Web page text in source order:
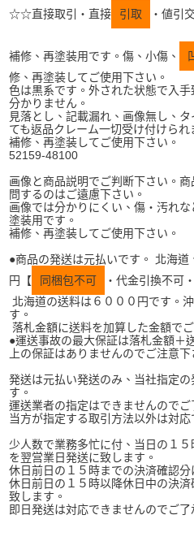
☆☆直接取引・直接
引取 ・値引
補修、再塗装用です。傷、小傷、
修、再塗装してご使用下さい。
色は黒系です。外された状態で入
分かりません。
見落とし、記載漏れ、画像無し、
ても返品クレーム一切受け付けられ
補修、再塗装してご使用下さい。
52159-48100
画像と商品説明でご判断下さい。
問するのはご遠慮下さい。
画像では分かりにくい、傷・汚れ
塗装用です。
補修、再塗装してご使用下さい。
●商品の発送は元払いです。 北海道
円【
同梱包不可 ・代金引換不可
北海道の送料は６０００円です。
す。
落札金額に送料を加算した金額で
●運送事故の最大保証は落札金額＋
上の保証はありませんのでご注意下
発送は元払い発送のみ、当社指定
す。
運送業者の指定はできませんのでご
当方が指定する取引方法以外は対応
少人数で業務多忙に付、当日の１
を翌営業日発送に致します。
休日前日の１５時までの決済確認
休日前日の１５時以降休日中の決
致します。
即日発送は対応できませんのでご了